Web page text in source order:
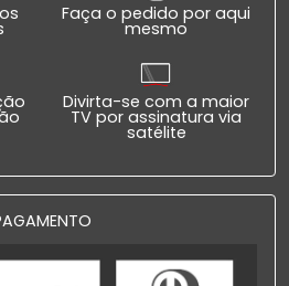
Faça o pedido por aqui
mesmo
Divirta-se com a maior
TV por assinatura via
satélite